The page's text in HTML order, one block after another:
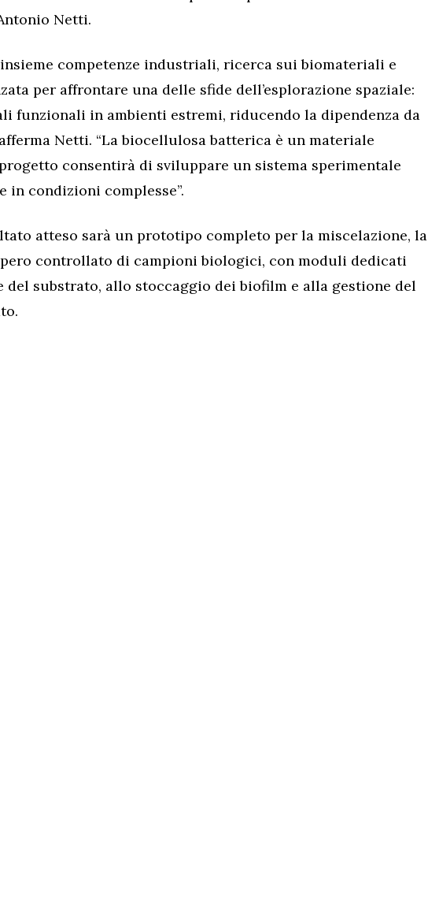
Netti.
insieme competenze industriali, ricerca sui biomateriali e
per affrontare una delle sfide dell’esplorazione spaziale:
funzionali in ambienti estremi, riducendo la dipendenza da
Netti. “La biocellulosa batterica è un materiale
consentirà di sviluppare un sistema sperimentale
in condizioni complesse”.
atteso sarà un prototipo completo per la miscelazione, la
controllato di campioni biologici, con moduli dedicati
del substrato, allo stoccaggio dei biofilm e alla gestione del